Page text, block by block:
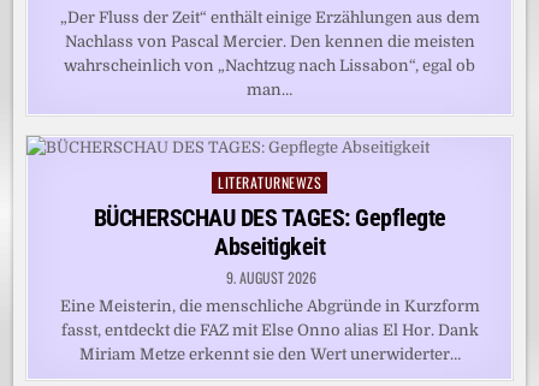
„Der Fluss der Zeit“ enthält einige Erzählungen aus dem
Nachlass von Pascal Mercier. Den kennen die meisten
wahrscheinlich von „Nachtzug nach Lissabon“, egal ob
man…
Posted
in
LITERATURNEWZS
BÜCHERSCHAU DES TAGES: Gepflegte
Abseitigkeit
9. AUGUST 2026
Eine Meisterin, die menschliche Abgründe in Kurzform
fasst, entdeckt die FAZ mit Else Onno alias El Hor. Dank
Miriam Metze erkennt sie den Wert unerwiderter…